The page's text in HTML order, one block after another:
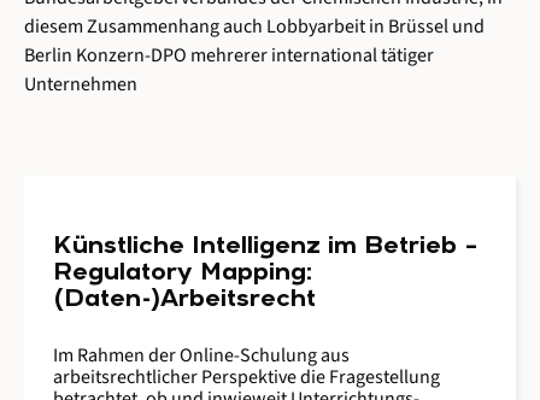
diesem Zusammenhang auch Lobbyarbeit in Brüssel und
Berlin Konzern-DPO mehrerer international tätiger
Unternehmen
Künstliche Intelligenz im Betrieb –
Regulatory Mapping:
(Daten-)Arbeitsrecht
Im Rahmen der Online-Schulung aus
arbeitsrechtlicher Perspektive die Fragestellung